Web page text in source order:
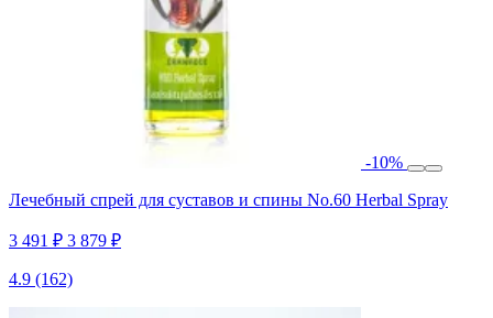
-10%
Лечебный спрей для суставов и спины No.60 Herbal Spray
3 491 ₽ 3 879 ₽
4.9 (162)